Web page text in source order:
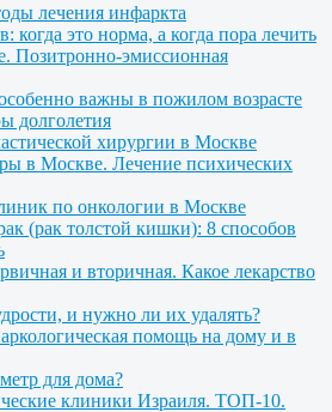
лечения инфаркта
когда это норма, а когда пора лечить
эмиссионная
важны в пожилом возрасте
долголетия
хирургии в Москве
в Москве. Лечение психических
по онкологии в Москве
(рак толстой кишки): 8 способов
и вторичная. Какое лекарство
и нужно ли их удалять?
помощь на дому и в
для дома?
клиники Израиля. ТОП-10.